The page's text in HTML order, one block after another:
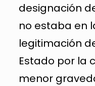
designación
no estaba en
legitimación
Estado por la
menor